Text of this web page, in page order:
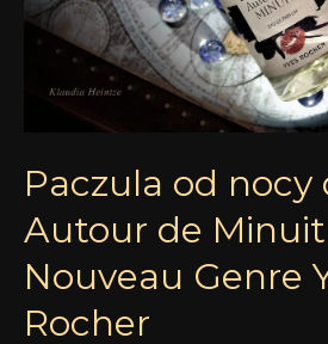
Paczula od nocy
Autour de
Nouveau Genre
Rocher
Autour
de
Genre
Rocher